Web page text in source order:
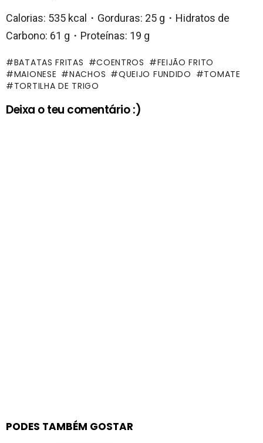
Calorias: 535 kcal・Gorduras: 25 g・Hidratos de
Carbono: 61 g・Proteínas: 19 g
BATATAS FRITAS COENTROS
FEIJÃO FRITO
MAIONESE
NACHOS QUEIJO FUNDIDO
TOMATE
TORTILHA DE TRIGO
Deixa o teu comentário :)
PODES TAMBÉM GOSTAR